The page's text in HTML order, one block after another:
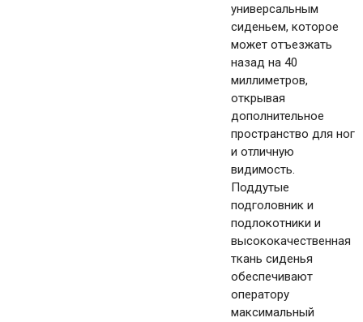
универсальным
сиденьем, которое
может отъезжать
назад на 40
миллиметров,
открывая
дополнительное
пространство для ног
и отличную
видимость.
Поддутые
подголовник и
подлокотники и
высококачественная
ткань сиденья
обеспечивают
оператору
максимальный